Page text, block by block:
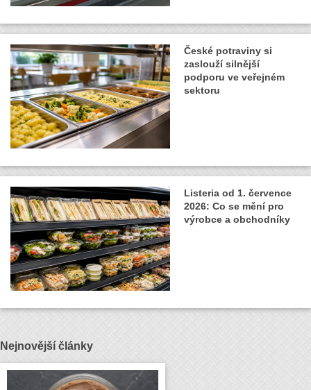
České potraviny si
zaslouží silnější
podporu ve veřejném
sektoru
Listeria od 1. července
2026: Co se mění pro
výrobce a obchodníky
Nejnovější články